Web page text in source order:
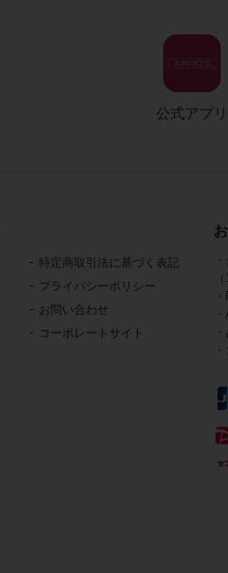
公式アプリ
特定商取引法に基づく表記
プライバシーポリシー
お問い合わせ
コーポレートサイト